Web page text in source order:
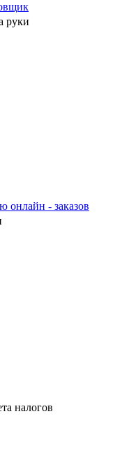
руки
онлайн - заказов
налогов